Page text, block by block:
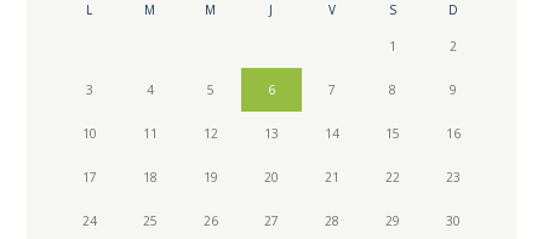
L M M J V S D
1 2
3 4 5 6 7 8 9
10 11 12 13 14 15 16
17 18 19 20 21 22 23
24 25 26 27 28 29 30